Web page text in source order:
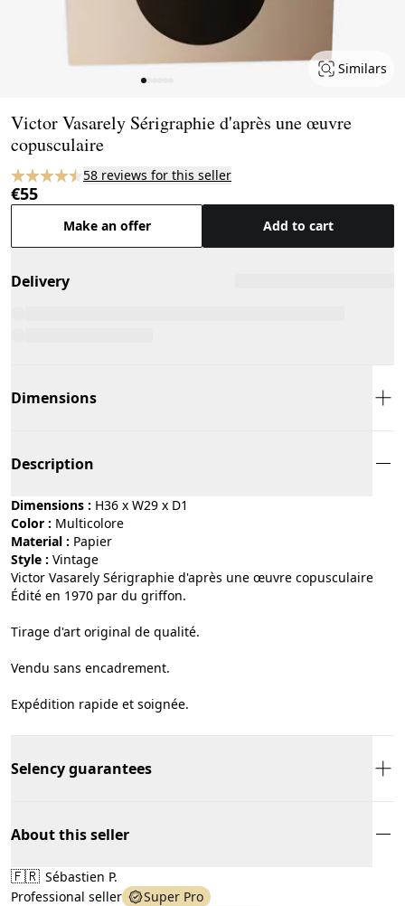
Similars
Victor Vasarely Sérigraphie d'après une œuvre
copusculaire
58 reviews for this seller
€55
Make an offer Add to cart
Delivery
Dimensions
Description
Dimensions : H36 x W29 x D1
Color :
multicolore
Material :
papier
Style :
vintage
Victor Vasarely Sérigraphie d'après une œuvre copusculaire
Édité en 1970 par du griffon.
Tirage d'art original de qualité.
Vendu sans encadrement.
Expédition rapide et soignée.
Selency guarantees
About this seller
🇫🇷 Sébastien P.
Professional seller
Super Pro